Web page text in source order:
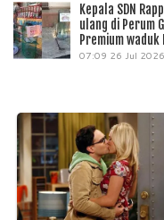
Kepala SDN
ulang di Perum
Premium waduk
07:09 26 Jul 2026